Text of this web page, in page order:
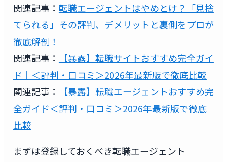
関連記事： 転職エージェントはやめとけ？「見捨
てられる」その評判、デメリットと裏側をプロが
徹底解剖！
関連記事：
【暴露】転職サイトおすすめ完全ガイ
ド｜＜評判・口コミ＞2026年最新版で徹底比較
関連記事：
【暴露】転職エージェントおすすめ完
全ガイド＜評判・口コミ＞2026年最新版で徹底
比較
まずは登録しておくべき転職エージェント